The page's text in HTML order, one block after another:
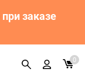
при заказе
0